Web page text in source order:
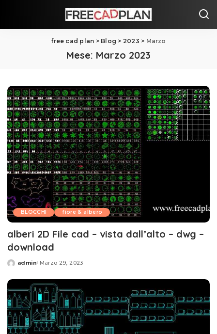
free cad plan > Blog > 2023 > Marzo
Mese: Marzo 2023
BLOCCHI fiore & albero
alberi 2D File cad – vista dall’alto – dwg –
download
Posted
admin Marzo 29, 2023